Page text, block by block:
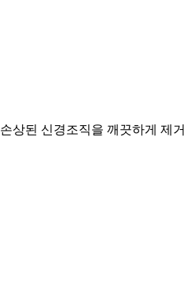
손상된 신경조직을 깨끗하게 제